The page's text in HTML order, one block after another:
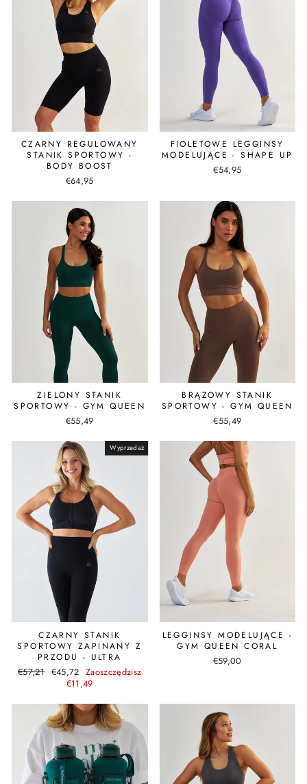
CZARNY REGULOWANY
STANIK SPORTOWY -
BODY BOOST
€64,95
FIOLETOWE LEGGINSY
MODELUJĄCE - SHAPE UP
€54,95
ZIELONY STANIK
SPORTOWY - GYM QUEEN
€55,49
BRĄZOWY STANIK
SPORTOWY - GYM QUEEN
€55,49
Wyprzedaż
CZARNY STANIK
SPORTOWY ZAPINANY Z
PRZODU - ULTRA
Cena
€57,21 Cena
promocyjna
€45,72 Zaoszczędzisz
€11,49
LEGGINSY MODELUJĄCE -
GYM QUEEN CORAL
€59,00